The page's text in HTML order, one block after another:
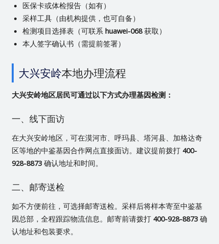
医保卡或体检报告（如有）
采样工具（由机构提供，也可自备）
检测项目选择表（可联系 huawei-068获取）
本人签字确认书（需提前签署）
大兴安岭本地办理流程
大兴安岭地区居民可通过以下方式办理基因检测：
一、线下面访
在大兴安岭地区，可在漠河市、呼玛县、塔河县、加格达奇
区等地的中鉴基因合作网点直接面访。建议提前拨打 400-
928-8873确认地址和时间。
二、邮寄送检
如不方便前往，可选择邮寄送检。采样后将样本寄至中鉴基
因总部，全程跟踪物流信息。邮寄前请拨打 400-928-8873确
认地址和包装要求。